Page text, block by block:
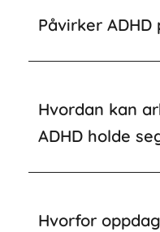
Påvirker
Hvordan kan
ADHD holde
Hvorfor